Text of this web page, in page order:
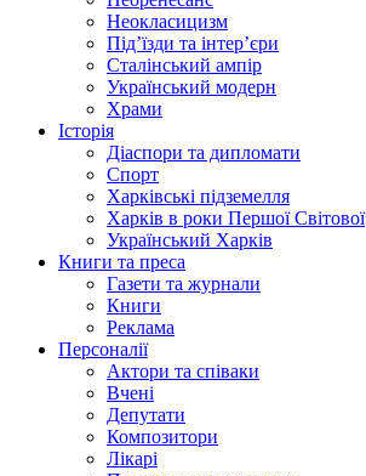
Неокласицизм
Під’їзди та інтер’єри
Сталінський ампір
Український модерн
Храми
Історія
Діаспори та дипломати
Спорт
Харківські підземелля
Харків в роки Першої Світової
Український Харків
Книги та преса
Газети та журнали
Книги
Реклама
Персоналії
Актори та співаки
Вчені
Депутати
Композитори
Лікарі